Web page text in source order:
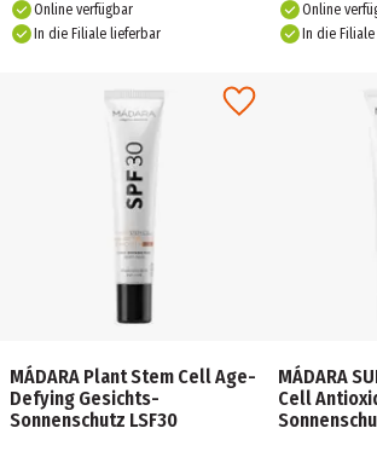
Online verfügbar
In die Filiale lieferbar
Online
In die
MÁDARA Plant Stem Cell Age-
Defying Gesichts-
Sonnenschutz LSF30
MÁDARA
Cell